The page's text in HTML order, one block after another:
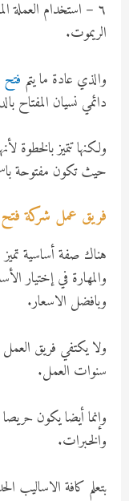
٦ – استخدام العملة
الريموت.
والذي عادة ما يتم
دائمي نسيان المفتاح
ولكنها تتميز بالخطوة
حيث تكون مفتوحة
فريق عمل شركة
هناك صفة أساسية
والمهارة في إختيار
وبافضل الاسعار.
ولا يكتفي فريق العمل
سنوات العمل.
وإنما أيضا يكون
والخبرات.
بتعلم كافة الاساليب